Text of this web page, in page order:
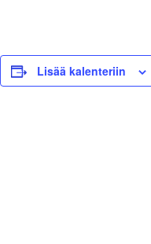
Lisää kalenteriin